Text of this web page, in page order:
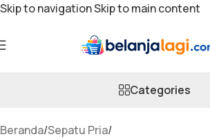
Skip to navigationSkip to main content
Sneakers
Categories
Beranda/Sepatu Pria/